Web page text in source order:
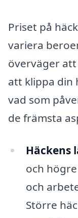
Priset på
variera
överväger
att klippa din
vad som
de främsta
Häckens
och
och
Större